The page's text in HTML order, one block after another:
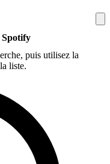
Spotify
puis utilisez la
liste.